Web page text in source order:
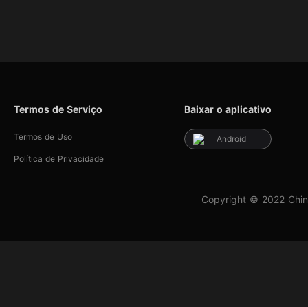
Termos de Serviço
Termos de Uso
Política de Privacidade
Baixar o aplicativo
Android
Copyright © 2022